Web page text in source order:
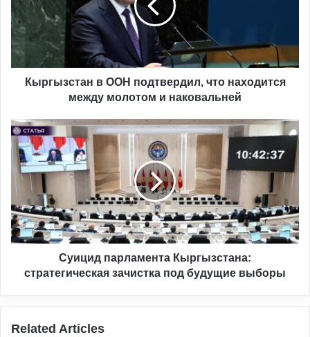
что
находится
между
молотом
и
наковальней
Кыргызстан в ООН подтвердил, что находится
между молотом и наковальней
Суицид
парламента
Кыргызстана:
стратегическая
зачистка
под
будущие
выборы
Суицид парламента Кыргызстана:
стратегическая зачистка под будущие выборы
Related Articles